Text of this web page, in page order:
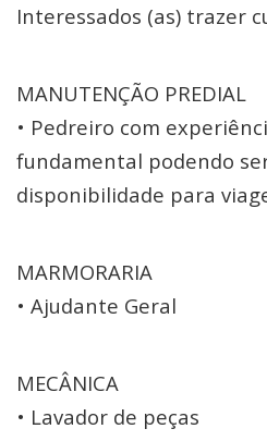
Interessados (as) trazer
MANUTENÇÃO PREDIAL
• Pedreiro com
fundamental podendo
disponibilidade para
MARMORARIA
• Ajudante Geral
MECÂNICA
• Lavador de peças